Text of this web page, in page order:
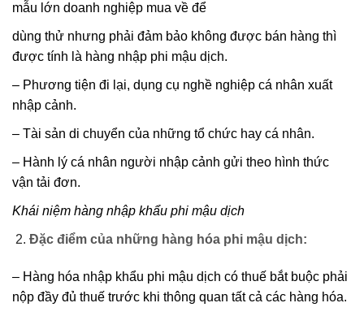
mẫu lớn doanh nghiệp mua về để
dùng thử nhưng phải đảm bảo không được bán hàng thì
được tính là hàng nhập phi mậu dịch.
– Phương tiện đi lại, dụng cụ nghề nghiệp cá nhân xuất
nhập cảnh.
– Tài sản di chuyển của những tổ chức hay cá nhân.
– Hành lý cá nhân người nhập cảnh gửi theo hình thức
vận tải đơn.
Khái niệm hàng nhập khẩu phi mậu dịch
Đặc điểm của những hàng hóa phi mậu dịch:
– Hàng hóa nhập khẩu phi mậu dịch có thuế bắt buộc phải
nộp đầy đủ thuế trước khi thông quan tất cả các hàng hóa.